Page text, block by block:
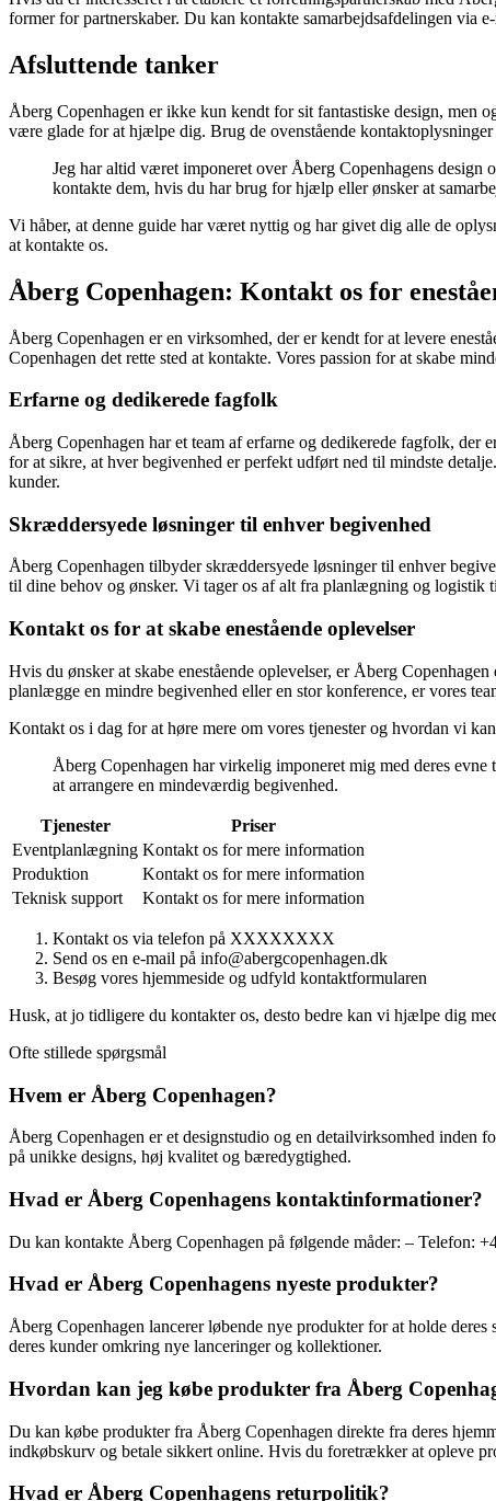
former for partnerskaber. Du kan kontakte samarbejdsafdelingen via
Afsluttende tanker
Åberg Copenhagen er ikke kun kendt for sit fantastiske design, men
være glade for at hjælpe dig. Brug de ovenstående
Jeg har altid været imponeret over Åberg Copenhagens design
kontakte dem, hvis du har brug for hjælp eller ønsker at
Vi håber, at denne guide har været nyttig og har givet dig alle de
at kontakte os.
Åberg Copenhagen: Kontakt os for
Åberg Copenhagen er en virksomhed, der er kendt for at levere
Copenhagen det rette sted at kontakte. Vores passion for at skabe
Erfarne og dedikerede fagfolk
Åberg Copenhagen har et team af erfarne og dedikerede fagfolk, der
for at sikre, at hver begivenhed er perfekt udført ned til mindste
kunder.
Skræddersyede løsninger til enhver begivenhed
Åberg Copenhagen tilbyder skræddersyede løsninger til enhver
til dine behov og ønsker. Vi tager os af alt fra planlægning og logistik
Kontakt os for at skabe enestående oplevelser
Hvis du ønsker at skabe enestående oplevelser, er Åberg
planlægge en mindre begivenhed eller en stor konference, er vores
Kontakt os i dag for at høre mere om vores tjenester og hvordan vi
Åberg Copenhagen har virkelig imponeret mig med deres
at arrangere en mindeværdig begivenhed.
Tjenester
Priser
Eventplanlægning Kontakt os for mere information
Produktion
Kontakt os for mere information
Teknisk support
Kontakt os for mere information
Kontakt os via telefon på XXXXXXXX
Send os en e-mail på info@abergcopenhagen.dk
Besøg vores hjemmeside og udfyld kontaktformularen
Husk, at jo tidligere du kontakter os, desto bedre kan vi hjælpe dig
Ofte stillede spørgsmål
Hvem er Åberg Copenhagen?
Åberg Copenhagen er et designstudio og en detailvirksomhed inden
på unikke designs, høj kvalitet og bæredygtighed.
Hvad er Åberg Copenhagens kontaktinformationer?
Du kan kontakte Åberg Copenhagen på følgende måder: –
Hvad er Åberg Copenhagens nyeste produkter?
Åberg Copenhagen lancerer løbende nye produkter for at holde
deres kunder omkring nye lanceringer og kollektioner.
Hvordan kan jeg købe produkter fra Åberg
Du kan købe produkter fra Åberg Copenhagen direkte fra deres
indkøbskurv og betale sikkert online. Hvis du foretrækker at opleve
Hvad er Åberg Copenhagens returpolitik?